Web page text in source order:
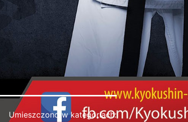
Umieszczono w kategoriach: